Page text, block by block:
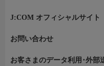
J:COM オフィシャルサイト
お問い合わせ
お客さまのデータ利用･外部